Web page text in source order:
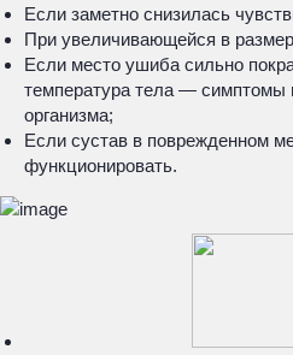
Если заметно снизилась
При увеличивающейся в
Если место ушиба сильно
температура тела — симптомы
организма;
Если сустав в поврежденном
функционировать.